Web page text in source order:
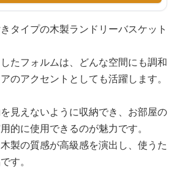
タイプの木製ランドリーバスケット
たフォルムは、どんな空間にも調和
のアクセントとしても活躍します。
見えないように収納でき、お部屋の
的に使用できるのが魅力です。
製の質感が高級感を演出し、使うた
す。